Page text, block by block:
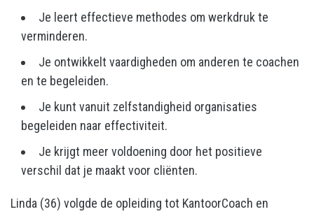
Je leert effectieve methodes om werkdruk te
verminderen.
Je ontwikkelt vaardigheden om anderen te coachen
en te begeleiden.
Je kunt vanuit zelfstandigheid organisaties
begeleiden naar effectiviteit.
Je krijgt meer voldoening door het positieve
verschil dat je maakt voor cliënten.
Linda (36) volgde de opleiding tot KantoorCoach en